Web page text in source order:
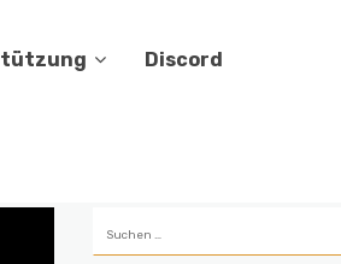
Discord
nach: